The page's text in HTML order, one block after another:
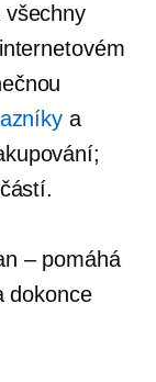
všechny
a
– pomáhá
dokonce